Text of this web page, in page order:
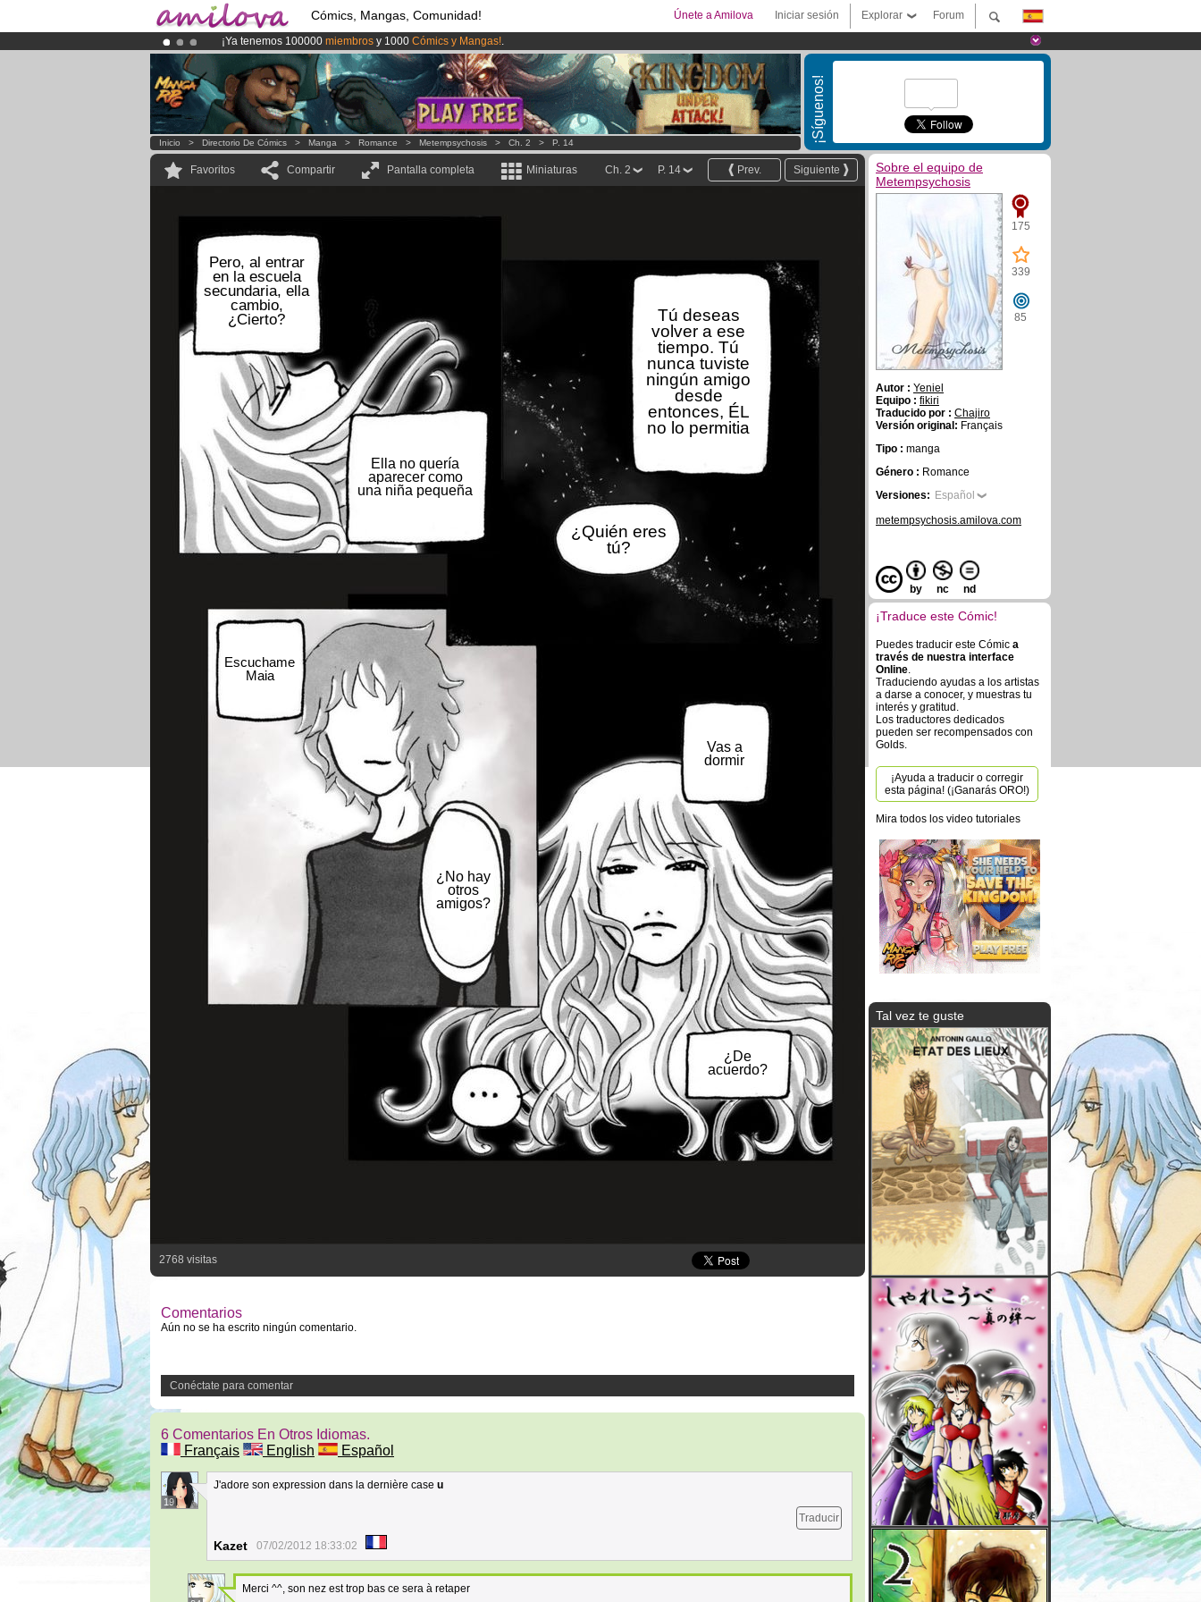
Cómics, Mangas, Comunidad! Forum
Explorar
Iniciar sesión
Únete a Amilova
¡Ya tenemos 100000 miembros y 1000 Cómics y Mangas!.
¡El Kickstarter Amilova está desormado lanzado!.
¡Conviertete en Premium por3.95 euros al mes!Hazte Premium ya
¡Síguenos!
Inicio > Directorio De Cómics > Manga > Romance > Metempsychosis > Ch. 2 > P. 14
Favoritos Compartir Pantalla completa Miniaturas Siguiente
Prev.
P. 14
Ch. 2
Pero, al entrar
en la escuela
secundaria, ella
cambio,
¿Cierto?
Ella no quería
aparecer como
una niña pequeña
Tú deseas
volver a ese
tiempo. Tú
nunca tuviste
ningún amigo
desde
entonces, ÉL
no lo permitia
¿Quién eres
tú?
Escuchame
Maia
¿No hay
otros
amigos?
Vas a
dormir
¿De
acuerdo?
2768 visitas
Comentarios
Aún no se ha escrito ningún comentario.
Conéctate para comentar
6 Comentarios En Otros Idiomas.
Français
English Español
19
J'adore son expression dans la dernière case u
Traducir
Kazet 07/02/2012 18:33:02
Merci ^^, son nez est trop bas ce sera à retaper
Sobre el equipo de
Metempsychosis
175
339
85
Autor : Yeniel
Equipo : fikiri
Traducido por : Chajiro
Versión original: Français
Tipo : manga
Género : Romance
Versiones: Español
metempsychosis.amilova.com
by nc nd
¡Traduce este Cómic!
Puedes traducir este Cómic a
través de nuestra interface
Online.
Traduciendo ayudas a los artistas
a darse a conocer, y muestras tu
interés y gratitud.
Los traductores dedicados
pueden ser recompensados con
Golds.
¡Ayuda a traducir o corregir
esta página! (¡Ganarás ORO!)
Mira todos los video tutoriales
Tal vez te guste